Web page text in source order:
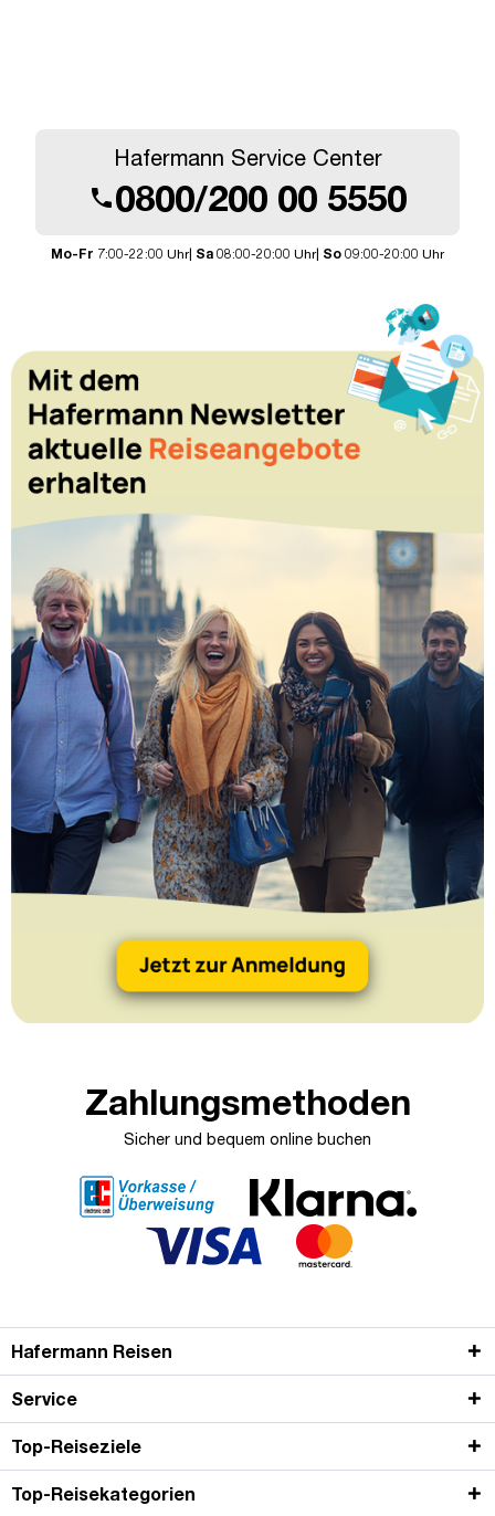
Hafermann Service Center
call0800/200 00 5550
Mo-Fr 7:00-22:00 Uhr| Sa 08:00-20:00 Uhr| So 09:00-20:00 Uhr
Zahlungsmethoden
Sicher und bequem online buchen
Hafermann Reisen
Service
Top-Reiseziele
Top-Reisekategorien